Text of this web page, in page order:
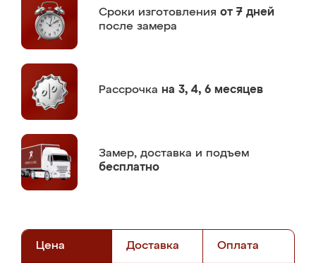
Сроки изготовления от 7 дней
после замера
Рассрочка на 3, 4, 6 месяцев
Замер, доставка и подъем
бесплатно
Цена Доставка Оплата